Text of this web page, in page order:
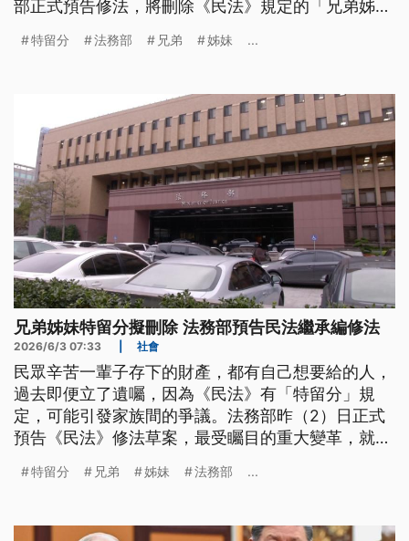
部正式預告修法，將刪除《民法》規定的「兄弟姊妹
套措施。
特留分 法務部 兄弟 姊妹 ...
兄弟姊妹特留分擬刪除 法務部預告民法繼承編修法
2026/6/3 07:33 社會
民眾辛苦一輩子存下的財產，都有自己想要給的人，
過去即便立了遺囑，因為《民法》有「特留分」規
定，可能引發家族間的爭議。法務部昨（2）日正式
預告《民法》修法草案，最受矚目的重大變革，就是
特留分 兄弟 姊妹 法務部 ...